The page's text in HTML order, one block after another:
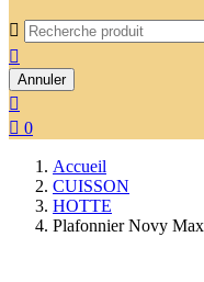


Annuler

 0
Accueil
CUISSON
HOTTE
Plafonnier Novy